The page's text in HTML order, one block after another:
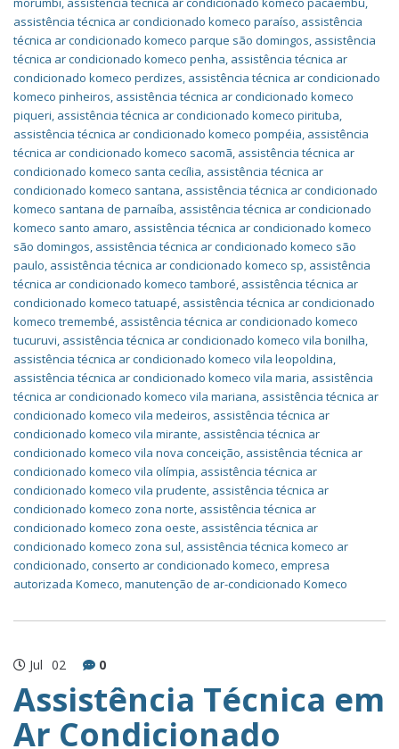
assistência técnica ar condicionado komeco paraíso, assistência
técnica ar condicionado komeco parque são domingos, assistência
técnica ar condicionado komeco penha, assistência técnica ar
condicionado komeco perdizes, assistência técnica ar condicionado
komeco pinheiros, assistência técnica ar condicionado komeco
piqueri, assistência técnica ar condicionado komeco pirituba,
assistência técnica ar condicionado komeco pompéia, assistência
técnica ar condicionado komeco sacomã, assistência técnica ar
condicionado komeco santa cecília, assistência técnica ar
condicionado komeco santana, assistência técnica ar condicionado
komeco santana de parnaíba, assistência técnica ar condicionado
komeco santo amaro, assistência técnica ar condicionado komeco
são domingos, assistência técnica ar condicionado komeco são
paulo, assistência técnica ar condicionado komeco sp, assistência
técnica ar condicionado komeco tamboré, assistência técnica ar
condicionado komeco tatuapé, assistência técnica ar condicionado
komeco tremembé, assistência técnica ar condicionado komeco
tucuruvi, assistência técnica ar condicionado komeco vila bonilha,
assistência técnica ar condicionado komeco vila leopoldina,
assistência técnica ar condicionado komeco vila maria, assistência
técnica ar condicionado komeco vila mariana, assistência técnica ar
condicionado komeco vila medeiros, assistência técnica ar
condicionado komeco vila mirante, assistência técnica ar
condicionado komeco vila nova conceição, assistência técnica ar
condicionado komeco vila olímpia, assistência técnica ar
condicionado komeco vila prudente, assistência técnica ar
condicionado komeco zona norte, assistência técnica ar
condicionado komeco zona oeste, assistência técnica ar
condicionado komeco zona sul, assistência técnica komeco ar
condicionado,conserto ar condicionado komeco,empresa
autorizada Komeco,manutenção de ar-condicionado Komeco
Jul 02 0
Assistência Técnica em
Ar Condicionado